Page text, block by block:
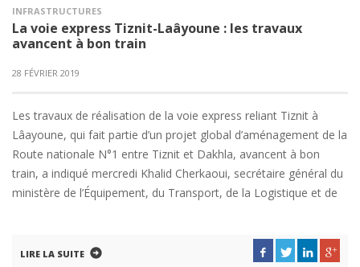
INFRASTRUCTURES
La voie express Tiznit-Laâyoune : les travaux
avancent à bon train
28 FÉVRIER 2019
Les travaux de réalisation de la voie express reliant Tiznit à
Lâayoune, qui fait partie d’un projet global d’aménagement de la
Route nationale N°1 entre Tiznit et Dakhla, avancent à bon
train, a indiqué mercredi Khalid Cherkaoui, secrétaire général du
ministère de l’Équipement, du Transport, de la Logistique et de
LIRE LA SUITE